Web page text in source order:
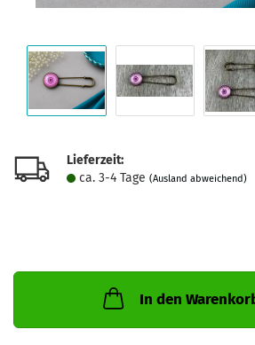
Lieferzeit:
ca. 3-4 Tage (Ausland abweichend)
In den